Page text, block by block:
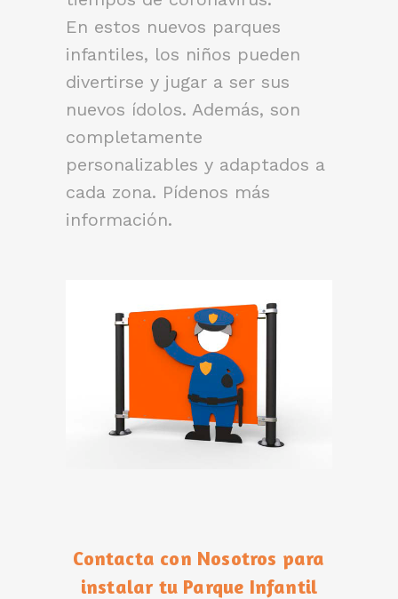
En estos nuevos parques
infantiles, los niños pueden
divertirse y jugar a ser sus
nuevos ídolos. Además, son
completamente
personalizables y adaptados a
cada zona. Pídenos más
información.
Contacta con Nosotros para
instalar tu Parque Infantil